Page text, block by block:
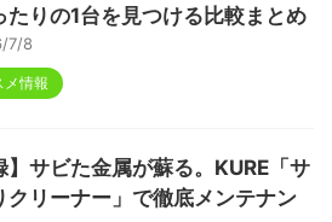
たりの1台を見つける比較まとめ
7/8
メ情報
】サビた金属が蘇る。KURE「サ
クリーナー」で徹底メンテナン